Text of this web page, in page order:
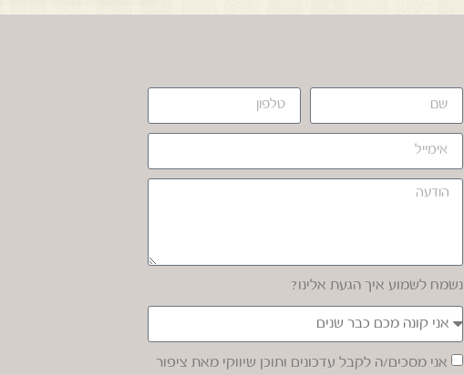
נשמח לשמוע איך הגעת אלינו?
אני מסכים/ה לקבל עדכונים ותוכן שיווקי מאת ציפור